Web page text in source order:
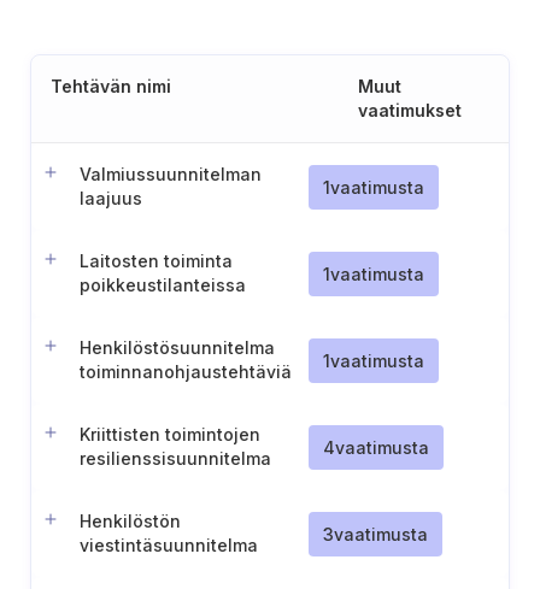
Tehtävän nimi
Muut
vaatimukset
Valmiussuunnitelman
laajuus
1vaatimusta
Laitosten toiminta
poikkeustilanteissa
1vaatimusta
Henkilöstösuunnitelma
toiminnanohjaustehtäviä
1vaatimusta
Kriittisten toimintojen
resilienssisuunnitelma
4vaatimusta
Henkilöstön
viestintäsuunnitelma
3vaatimusta